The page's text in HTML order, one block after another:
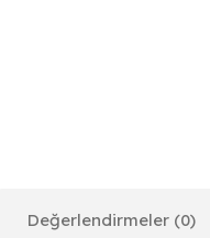
Değerlendirmeler (0)